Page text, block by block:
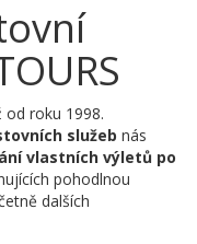
od roku 1998.
služeb nás
vlastních výletů po
pohodlnou
dalších